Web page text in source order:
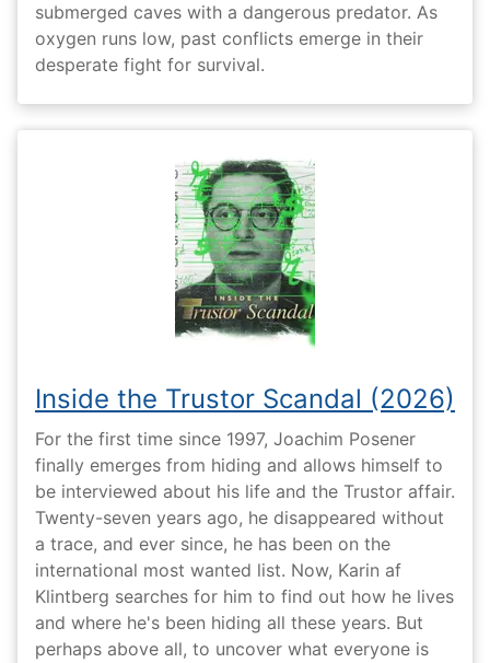
submerged caves with a dangerous predator. As
oxygen runs low, past conflicts emerge in their
desperate fight for survival.
Inside the Trustor Scandal (2026)
For the first time since 1997, Joachim Posener
finally emerges from hiding and allows himself to
be interviewed about his life and the Trustor affair.
Twenty-seven years ago, he disappeared without
a trace, and ever since, he has been on the
international most wanted list. Now, Karin af
Klintberg searches for him to find out how he lives
and where he's been hiding all these years. But
perhaps above all, to uncover what everyone is